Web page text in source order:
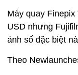
Máy quay
USD nhưng
ảnh số đặc biệt
Theo